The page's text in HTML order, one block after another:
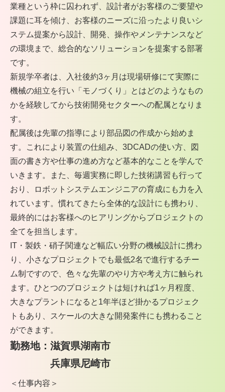
業種という枠に囚われず、設計者がお客様のご要望や
課題に耳を傾け、お客様のニーズに沿ったより良いシ
ステム提案から設計、開発、操作やメンテナンスなど
の環境まで、総合的なソリューションを提案する部署
です。
新規学卒者は、入社後約3ヶ月は現場研修にて実際に
機械の組立を行い「モノづくり」とはどのようなもの
かを経験してから技術開発セクターへの配属となりま
す。
配属後は先輩の指導により部品図の作成から始めま
す。これにより装置の仕組み、3DCADの使い方、図
面の書き方や仕事の進め方など基本的なことを学んで
いきます。また、毎週実務に即した技術講習も行って
おり、ロボットシステムエンジニアの育成にも力を入
れています。慣れてきたら全体的な設計にも携わり、
最終的にはお客様へのヒアリングからプロジェクトの
全てを担当します。
IT・製鉄・硝子関連など幅広い分野の機械設計に携わ
り、小さなプロジェクトでも最低2名で進行するチー
ム制ですので、色々な先輩のやり方や考え方に触られ
ます。ひとつのプロジェクトは短ければ1ヶ月程度、
大きなプラントになると1年半ほど掛かるプロジェク
トもあり、スケールの大きな開発案件にも携わること
ができます。
勤務地：滋賀県湖南市
兵庫県尼崎市
＜仕事内容＞